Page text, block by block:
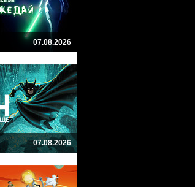
07.08.2026
07.08.2026